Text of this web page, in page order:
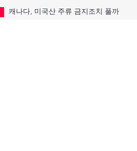
캐나다, 미국산 주류 금지조치 풀까